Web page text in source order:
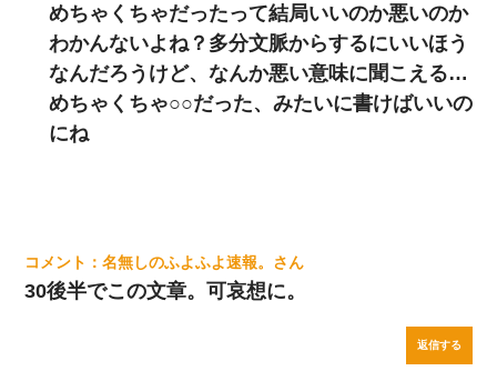
めちゃくちゃだったって結局いいのか悪いのか
わかんないよね？多分文脈からするにいいほう
なんだろうけど、なんか悪い意味に聞こえる…
めちゃくちゃ○○だった、みたいに書けばいいの
にね
名無しのふよふよ速報。
30後半でこの文章。可哀想に。
返信する